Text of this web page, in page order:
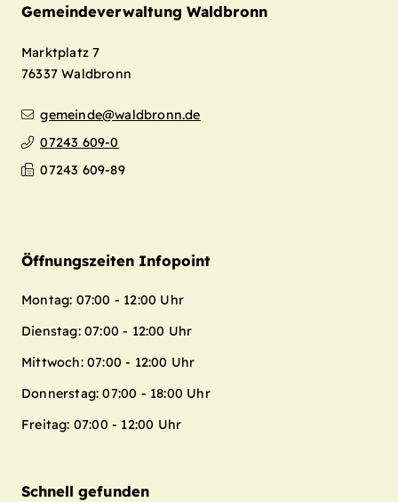
Gemeindeverwaltung Waldbronn
Marktplatz 7
76337 Waldbronn
gemeinde@waldbronn.de
07243 609-0
07243 609-89
Öffnungszeiten Infopoint
Montag: 07:00 - 12:00 Uhr
Dienstag: 07:00 - 12:00 Uhr
Mittwoch: 07:00 - 12:00 Uhr
Donnerstag: 07:00 - 18:00 Uhr
Freitag: 07:00 - 12:00 Uhr
Schnell gefunden